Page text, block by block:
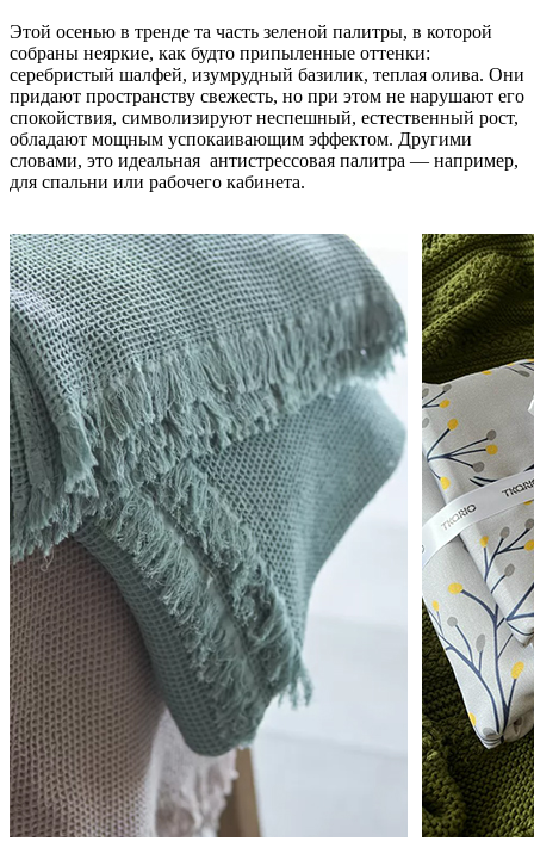
Этой осенью в тренде та часть зеленой палитры, в которой
собраны неяркие, как будто припыленные оттенки:
серебристый шалфей, изумрудный базилик, теплая олива. Они
придают пространству свежесть, но при этом не нарушают его
спокойствия, символизируют неспешный, естественный рост,
обладают мощным успокаивающим эффектом. Другими
словами, это идеальная антистрессовая палитра — например,
для спальни или рабочего кабинета.